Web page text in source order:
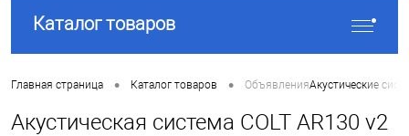
Каталог товаров
Главная страница • Каталог товаров • ОбъявленияАкустические
Акустическая система COLT AR130 v2